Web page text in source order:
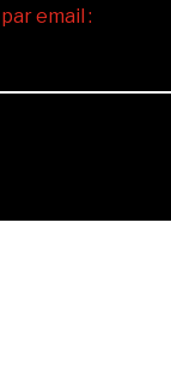
email :